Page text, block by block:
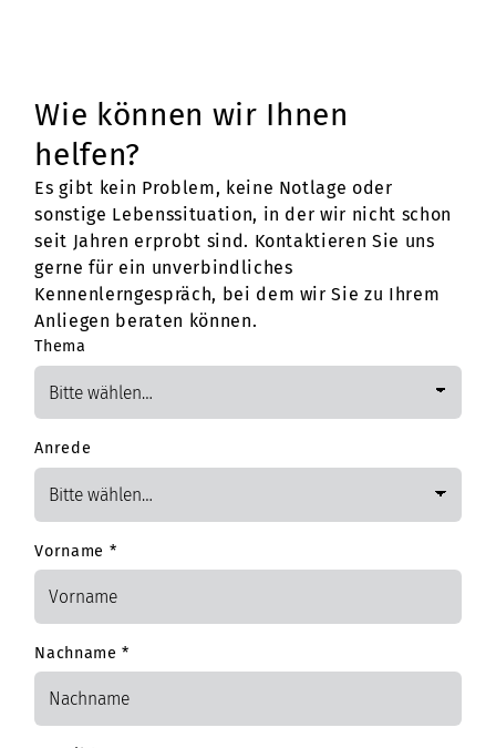
Wie können wir Ihnen
helfen?
Es gibt kein Problem, keine Notlage oder
sonstige Lebenssituation, in der wir nicht schon
seit Jahren erprobt sind. Kontaktieren Sie uns
gerne für ein unverbindliches
Kennenlerngespräch, bei dem wir Sie zu Ihrem
Anliegen beraten können.
Thema
Anrede
Vorname *
Nachname*